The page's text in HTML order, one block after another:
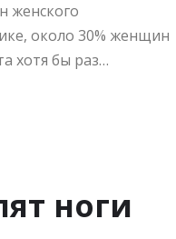
женского
около 30% женщин
хотя бы раз…
ноги